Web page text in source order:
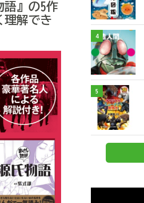
語』の5作
理解でき
4
5